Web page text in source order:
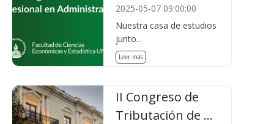
2025-05-07 09:00:00
Nuestra casa de estudios
junto...
Leer más
II Congreso de
Tributación de ...